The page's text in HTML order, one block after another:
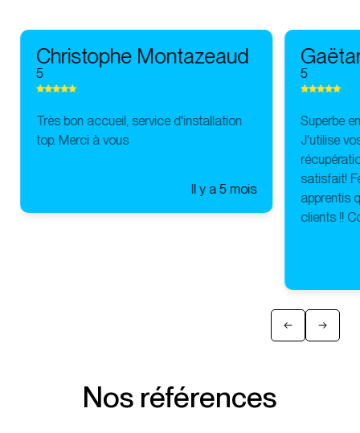
Christophe Montazeaud
5
Très bon accueil, service d'installation
top. Merci à vous
Il y a 5 mois
5
Superbe
J'utilise
satisfait!
apprentis
clients !!
Nos références